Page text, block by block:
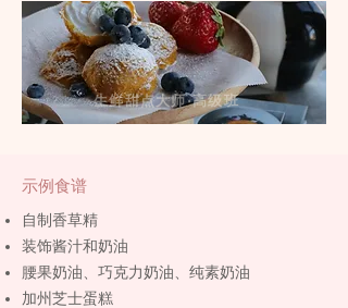
生鲜甜点大师·高级班
示例食谱
自制香草精
装饰酱汁和奶油
腰果奶油、巧克力奶油、纯素奶油
加州芝士蛋糕